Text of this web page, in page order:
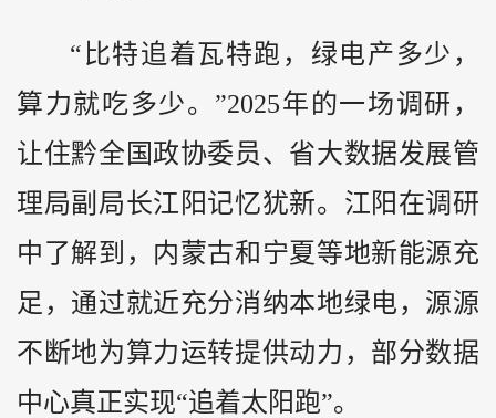
“比特追着瓦特跑，绿电产多少，
算力就吃多少。”2025年的一场调研，
让住黔全国政协委员、省大数据发展管
理局副局长江阳记忆犹新。江阳在调研
中了解到，内蒙古和宁夏等地新能源充
足，通过就近充分消纳本地绿电，源源
不断地为算力运转提供动力，部分数据
中心真正实现“追着太阳跑”。